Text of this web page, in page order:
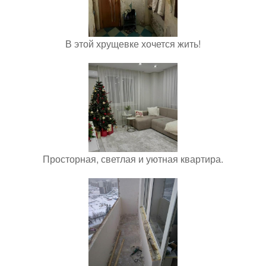
В этой хрущевке хочется жить!
Просторная, светлая и уютная квартира.